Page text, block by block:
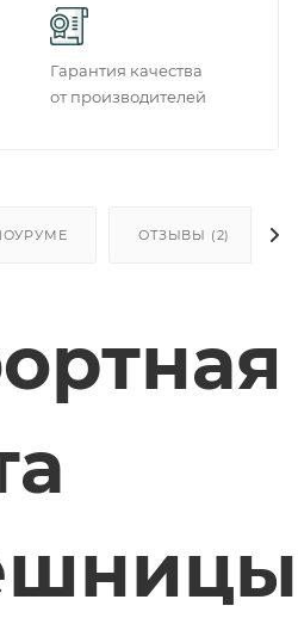
Гарантия качества
от производителей
ОТЗЫВЫ (2)